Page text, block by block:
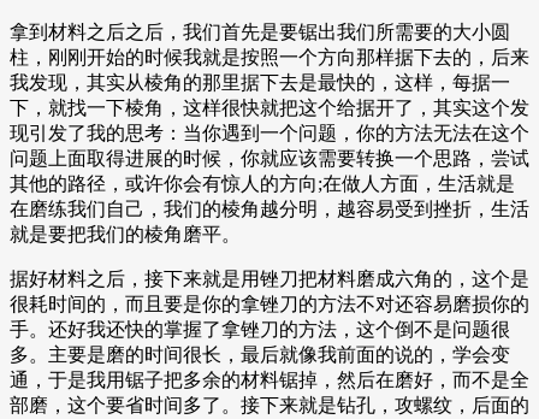
拿到材料之后之后，我们首先是要锯出我们所需要的大小圆
柱，刚刚开始的时候我就是按照一个方向那样据下去的，后来
我发现，其实从棱角的那里据下去是最快的，这样，每据一
下，就找一下棱角，这样很快就把这个给据开了，其实这个发
现引发了我的思考：当你遇到一个问题，你的方法无法在这个
问题上面取得进展的时候，你就应该需要转换一个思路，尝试
其他的路径，或许你会有惊人的方向;在做人方面，生活就是
在磨练我们自己，我们的棱角越分明，越容易受到挫折，生活
就是要把我们的棱角磨平。
据好材料之后，接下来就是用锉刀把材料磨成六角的，这个是
很耗时间的，而且要是你的拿锉刀的方法不对还容易磨损你的
手。还好我还快的掌握了拿锉刀的方法，这个倒不是问题很
多。主要是磨的时间很长，最后就像我前面的说的，学会变
通，于是我用锯子把多余的材料锯掉，然后在磨好，而不是全
部磨，这个要省时间多了。接下来就是钻孔，攻螺纹，后面的